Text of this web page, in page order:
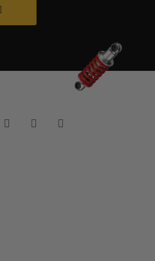
FacebookYouTube